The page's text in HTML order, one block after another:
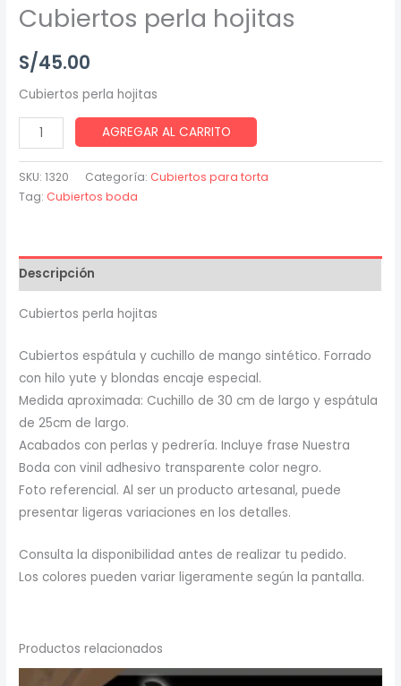
Cubiertos perla hojitas
S/45.00
Cubiertos perla hojitas
AGREGAR AL CARRITO
SKU:1320 Categoría: Cubiertos para torta
Tag: Cubiertos boda
Descripción
Cubiertos perla hojitas
Cubiertos espátula y cuchillo de mango sintético. Forrado
con hilo yute y blondas encaje especial.
Medida aproximada: Cuchillo de 30 cm de largo y espátula
de 25cm de largo.
Acabados con perlas y pedrería. Incluye frase Nuestra
Boda con vinil adhesivo transparente color negro.
Foto referencial. Al ser un producto artesanal, puede
presentar ligeras variaciones en los detalles.
Consulta la disponibilidad antes de realizar tu pedido.
Los colores pueden variar ligeramente según la pantalla.
Productos relacionados